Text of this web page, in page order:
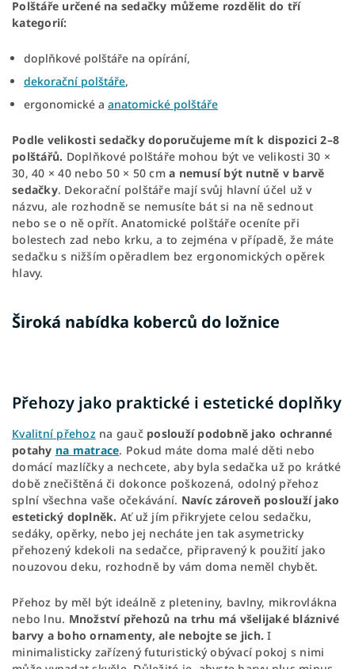
Polštáře určené na sedačky můžeme rozdělit do tří
kategorií:
doplňkové polštáře na opírání,
dekorační polštáře,
ergonomické a anatomické polštáře
Podle velikosti sedačky doporučujeme mít k dispozici 2–8
polštářů. Doplňkové polštáře mohou být ve velikosti 30 ×
30, 40 × 40 nebo 50 × 50 cma nemusí být nutně v barvě
sedačky. Dekorační polštáře mají svůj hlavní účel už v
názvu, ale rozhodně se nemusíte bát si na ně sednout
nebo se o ně opřít. Anatomické polštáře oceníte při
bolestech zad nebo krku, a to zejména v případě, že máte
sedačku s nižším opěradlem bez ergonomických opěrek
hlavy.
Široká nabídka koberců do ložnice
Přehozy jako praktické i estetické doplňky
Kvalitní přehoz na gauč poslouží podobně jako ochranné
potahy na matrace. Pokud máte doma malé děti nebo
domácí mazlíčky a nechcete, aby byla sedačka už po krátké
době znečištěná či dokonce poškozená, odolný přehoz
splní všechna vaše očekávání. Navíc zároveň poslouží jako
estetický doplněk. Ať už jím přikryjete celou sedačku,
sedáky, opěrky, nebo jej necháte jen tak asymetricky
přehozený kdekoli na sedačce, připravený k použití jako
nouzovou deku, rozhodně by vám doma neměl chybět.
Přehoz by měl být ideálně z pleteniny, bavlny, mikrovlákna
nebo lnu. Množství přehozů na trhu má všelijaké bláznivé
barvy a boho ornamenty, ale nebojte se jich.I
minimalisticky zařízený futuristický obývací pokoj s nimi